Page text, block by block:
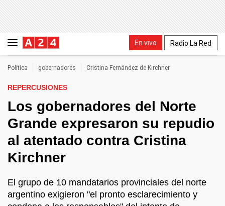
En vivo Radio La Red
Política gobernadores Cristina Fernández de Kirchner
REPERCUSIONES
Los gobernadores del Norte
Grande expresaron su repudio
al atentado contra Cristina
Kirchner
El grupo de 10 mandatarios provinciales del norte
argentino exigieron "el pronto esclarecimiento y